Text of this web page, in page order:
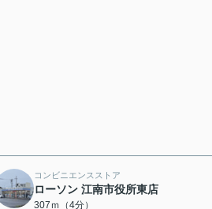
コンビニエンスストア
ローソン 江南市役所東店
307ｍ（4分）